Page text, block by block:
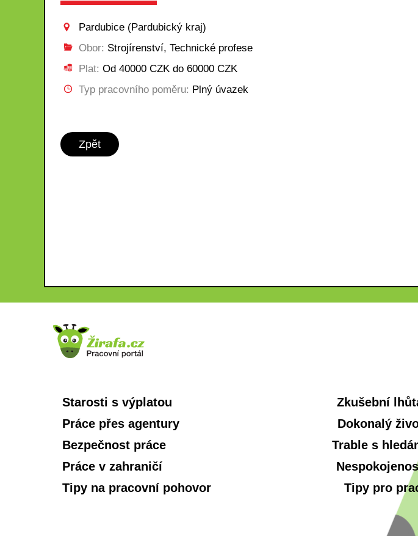
Pardubice (Pardubický kraj)
Obor: Strojírenství, Technické profese
Plat: Od 40000 CZK do 60000 CZK
Typ pracovního poměru: Plný úvazek
Zpět
Starosti s výplatou
Práce přes agentury
Bezpečnost práce
Práce v zahraničí
Tipy na pracovní pohovor
Zkušební
Dokonalý
Trable s
Tipy pro